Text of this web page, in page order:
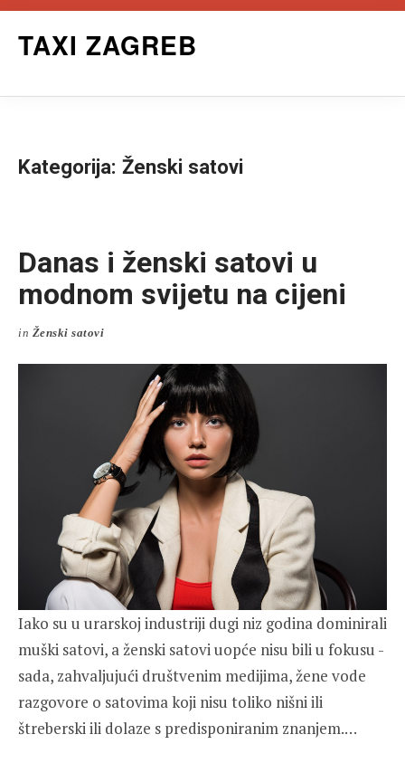
TAXI ZAGREB
Kategorija: Ženski satovi
Danas i ženski satovi u
modnom svijetu na cijeni
in Ženski satovi
Iako su u urarskoj industriji dugi niz godina dominirali
muški satovi, a ženski satovi uopće nisu bili u fokusu -
sada, zahvaljujući društvenim medijima, žene vode
razgovore o satovima koji nisu toliko nišni ili
štreberski ili dolaze s predisponiranim znanjem.…